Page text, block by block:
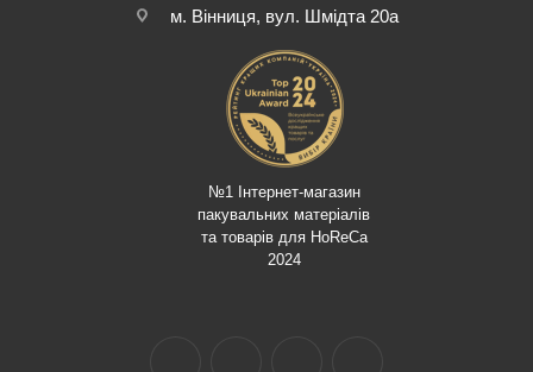
м. Вінниця, вул. Шмідта 20а
№1 Інтернет-магазин
пакувальних матеріалів
та товарів для HoReCa
2024